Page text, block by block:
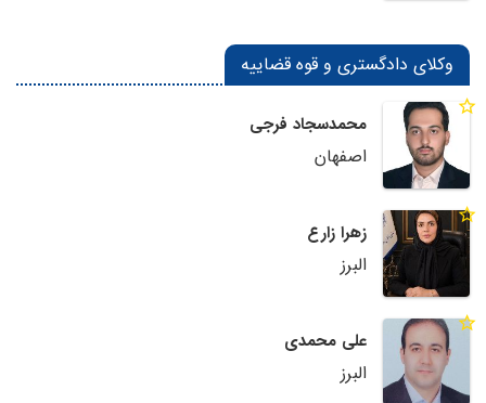
وکلای دادگستری و قوه قضاییه
محمدسجاد فرجی
اصفهان
زهرا زارع
البرز
علی محمدی
البرز